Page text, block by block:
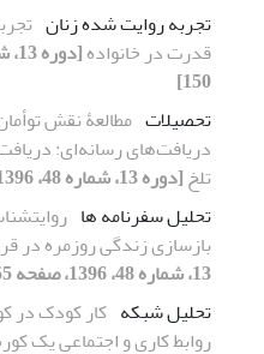
تجربه روایت شده زنان
قدرت در خانواده
150]
تحصیلات مطالعۀ نقش
دریافت‌های رسانه‌ای:
تلخ[دوره 13، شماره 48، 1396، صفحه 101-128]
تحلیل سفرنامه ها
بازسازی زندگی روزمره
13، شماره 48، 1396، صفحه 55-74]
تحلیل شبکه کار کودک در
روابط کاری و اجتماعی یک